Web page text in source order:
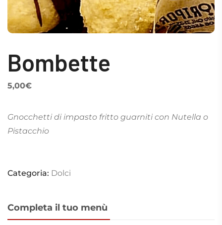
Bombette
5,00€
Gnocchetti di impasto fritto guarniti con Nutella o
Pistacchio
Categoria: Dolci
Completa il tuo menù